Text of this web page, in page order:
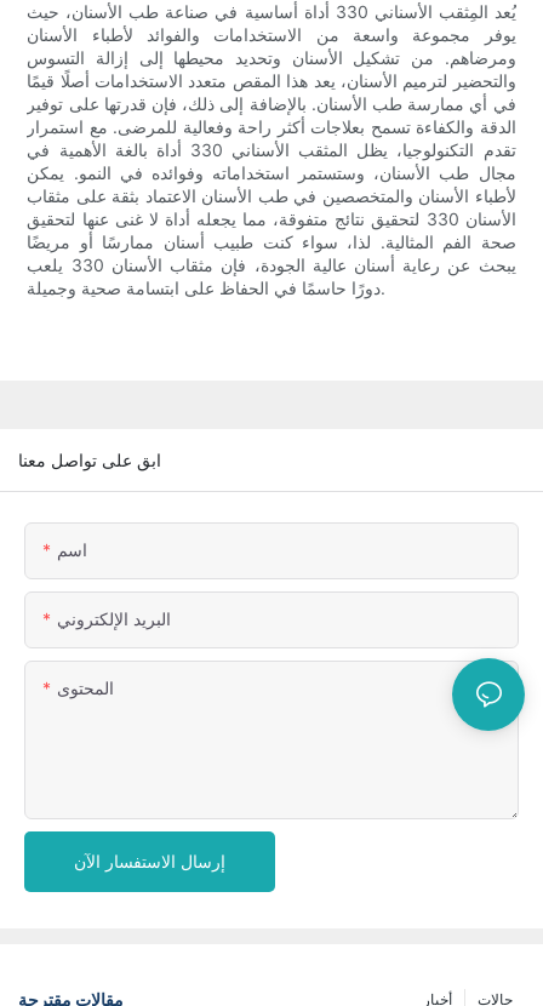
يُعد المِثقب الأسناني 330 أداة أساسية في صناعة طب الأسنان، حيث
يوفر مجموعة واسعة من الاستخدامات والفوائد لأطباء الأسنان
ومرضاهم. من تشكيل الأسنان وتحديد محيطها إلى إزالة التسوس
والتحضير لترميم الأسنان، يعد هذا المقص متعدد الاستخدامات أصلًا قيمًا
في أي ممارسة طب الأسنان. بالإضافة إلى ذلك، فإن قدرتها على توفير
الدقة والكفاءة تسمح بعلاجات أكثر راحة وفعالية للمرضى. مع استمرار
تقدم التكنولوجيا، يظل المثقب الأسناني 330 أداة بالغة الأهمية في
مجال طب الأسنان، وستستمر استخداماته وفوائده في النمو. يمكن
لأطباء الأسنان والمتخصصين في طب الأسنان الاعتماد بثقة على مثقاب
الأسنان 330 لتحقيق نتائج متفوقة، مما يجعله أداة لا غنى عنها لتحقيق
صحة الفم المثالية. لذا، سواء كنت طبيب أسنان ممارسًا أو مريضًا
يبحث عن رعاية أسنان عالية الجودة، فإن مثقاب الأسنان 330 يلعب
دورًا حاسمًا في الحفاظ على ابتسامة صحية وجميلة.
ابق على تواصل معنا
اسم
البريد الإلكتروني
المحتوى
إرسال الاستفسار الآن
مقالات مقترحة حالات أخبار